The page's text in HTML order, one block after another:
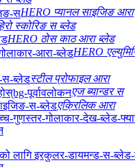
HERO प्यानल साइजिङ आरा
स्कोरिङ स ब्लेड
HERO ठोस काठ आरा ब्लेड
HERO
स्टील प्रोफाइल आरा
एज ब्यान्डर स
एक्रिलिक आरा